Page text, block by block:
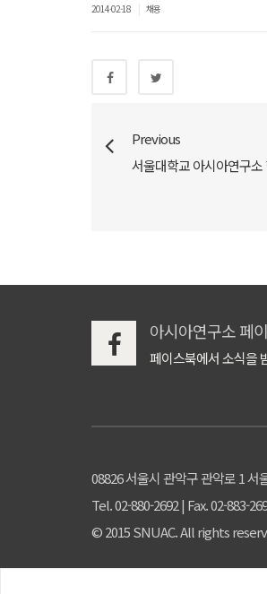
2014-02-18 채용
Previous
서울대학교 아시아연구
아시아연구소 페
페이스북에서 소식을
08826 서울시 관악구 관악로 1 서
Tel. 02-880-2692 | Fax. 02-883-
© 2015 SNUAC. All rights